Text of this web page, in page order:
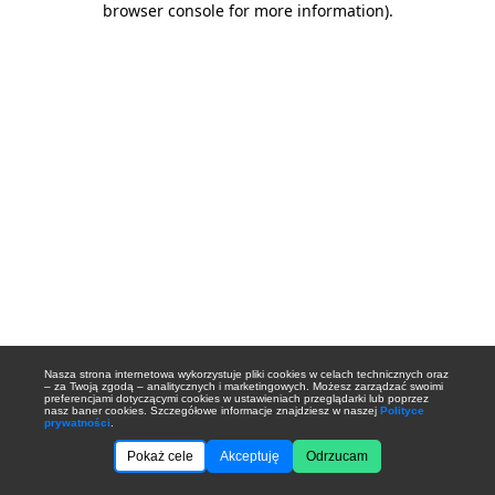
Nasza strona internetowa wykorzystuje pliki cookies w celach technicznych oraz
– za Twoją zgodą – analitycznych i marketingowych. Możesz zarządzać swoimi
preferencjami dotyczącymi cookies w ustawieniach przeglądarki lub poprzez
nasz baner cookies. Szczegółowe informacje znajdziesz w naszej Polityce
prywatności
Pokaż cele Akceptuję Odrzucam
browser console for more information).